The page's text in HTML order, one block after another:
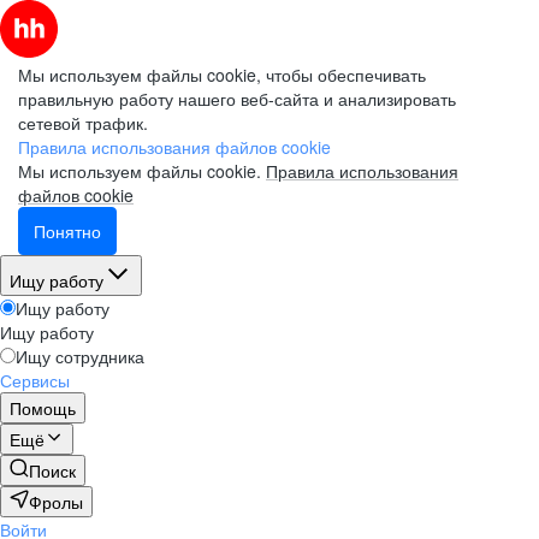
Мы используем файлы cookie, чтобы обеспечивать
правильную работу нашего веб-сайта и анализировать
сетевой трафик.
Правила использования файлов cookie
Мы используем файлы cookie. Правила использования
файлов cookie
Понятно
Ищу работу
Ищу работу
Ищу работу
Ищу сотрудника
Сервисы
Помощь
Ещё
Поиск
Фролы
Войти